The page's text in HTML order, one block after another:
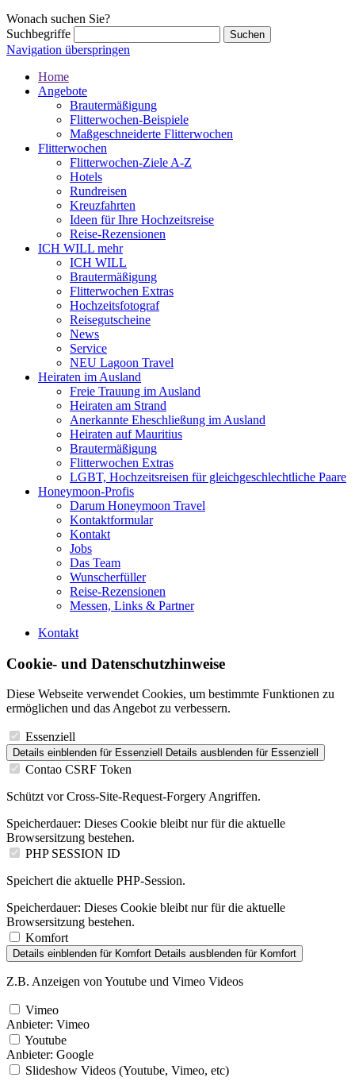
Wonach suchen Sie?
Suchbegriffe
Navigation überspringen
Home
Angebote
Brautermäßigung
Flitterwochen-Beispiele
Maßgeschneiderte Flitterwochen
Flitterwochen
Flitterwochen-Ziele A-Z
Hotels
Rundreisen
Kreuzfahrten
Ideen für Ihre Hochzeitsreise
Reise-Rezensionen
ICH WILL mehr
ICH WILL
Brautermäßigung
Flitterwochen Extras
Hochzeitsfotograf
Reisegutscheine
News
Service
NEU Lagoon Travel
Heiraten im Ausland
Freie Trauung im Ausland
Heiraten am Strand
Anerkannte Eheschließung im Ausland
Heiraten auf Mauritius
Brautermäßigung
Flitterwochen Extras
LGBT, Hochzeitsreisen für gleichgeschlechtliche Paare
Honeymoon-Profis
Darum Honeymoon Travel
Kontaktformular
Kontakt
Jobs
Das Team
Wunscherfüller
Reise-Rezensionen
Messen, Links & Partner
Kontakt
Cookie- und Datenschutzhinweise
Diese Webseite verwendet Cookies, um bestimmte Funktionen zu
ermöglichen und das Angebot zu verbessern.
Essenziell
Details einblenden für Essenziell Details ausblenden für Essenziell
Contao CSRF Token
Schützt vor Cross-Site-Request-Forgery Angriffen.
Speicherdauer: Dieses Cookie bleibt nur für die aktuelle
Browsersitzung bestehen.
PHP SESSION ID
Speichert die aktuelle PHP-Session.
Speicherdauer: Dieses Cookie bleibt nur für die aktuelle
Browsersitzung bestehen.
Komfort
Details einblenden für Komfort Details ausblenden für Komfort
Z.B. Anzeigen von Youtube und Vimeo Videos
Vimeo
Anbieter: Vimeo
Youtube
Anbieter: Google
Slideshow Videos (Youtube, Vimeo, etc)